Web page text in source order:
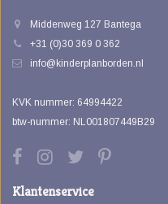
Middenweg 127 Bantega
+31 (0)30 369 0 362
info@kinderplanborden.nl
KVK nummer: 64994422
btw-nummer: NL001807449B29
Klantenservice